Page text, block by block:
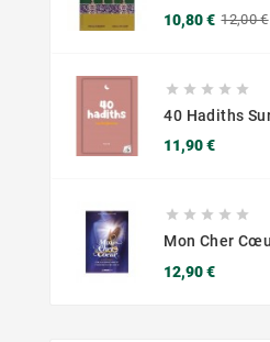
10,80 € 12,00 €
    
11,90 €Prix
    
12,90 €Prix